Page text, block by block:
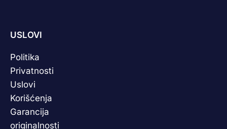
USLOVI
Politika
Privatnosti
Uslovi
Korišćenja
Garancija
originalnosti